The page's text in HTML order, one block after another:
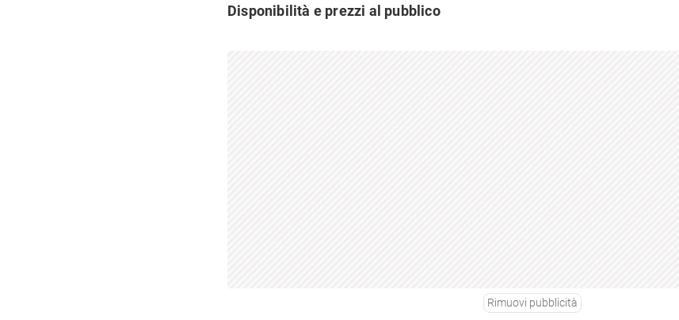
Disponibilità e prezzi al pubblico
Rimuovi pubblicità